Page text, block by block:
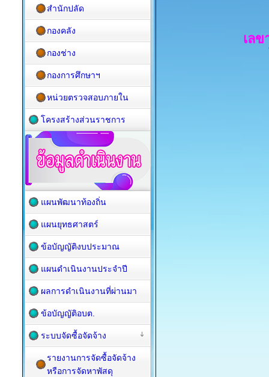
เล
สำนักปลัด
กองคลัง
กองช่าง
กองการศึกษาฯ
หน่วยตรวจสอบภายใน
โครงสร้างส่วนราชการ
แผนพัฒนาท้องถิ่น
แผนยุทธศาสตร์
ข้อบัญญัติงบประมาณ
แผนดำเนินงานประจำปี
ผลการดำเนินงานที่ผ่านมา
ข้อบัญญัติอบต.
ระบบจัดซื้อจัดจ้าง
รายงานการจัดซื้อจัดจ้าง
หรือการจัดหาพัสดุ